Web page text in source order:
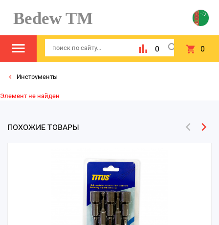
Bedew TM
0 0
Инструменты
Элемент не найден
ПОХОЖИЕ ТОВАРЫ